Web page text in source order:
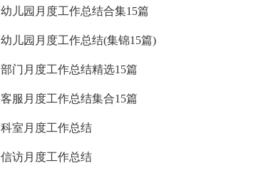
幼儿园月度工作总结合集15篇
幼儿园月度工作总结(集锦15篇)
部门月度工作总结精选15篇
客服月度工作总结集合15篇
科室月度工作总结
信访月度工作总结